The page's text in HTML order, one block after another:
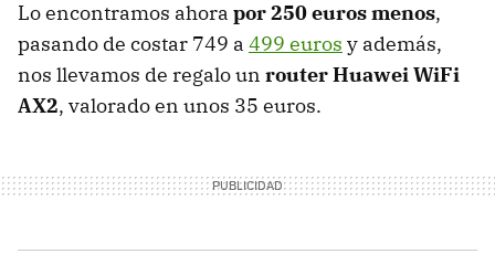
Lo encontramos ahora por 250 euros menos,
pasando de costar 749 a 499 euros y además,
nos llevamos de regalo un router Huawei WiFi
AX2, valorado en unos 35 euros.